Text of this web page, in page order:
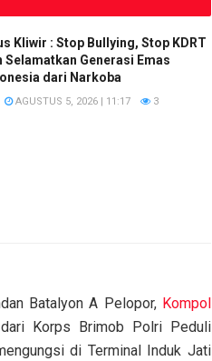
Kliwir : Stop Bullying, Stop KDRT
Selamatkan Generasi Emas
dari Narkoba
AGUSTUS 5, 2026 | 11:17 3
Batalyon A Pelopor, Kompol
Korps Brimob Polri Peduli
di Terminal Induk Jati